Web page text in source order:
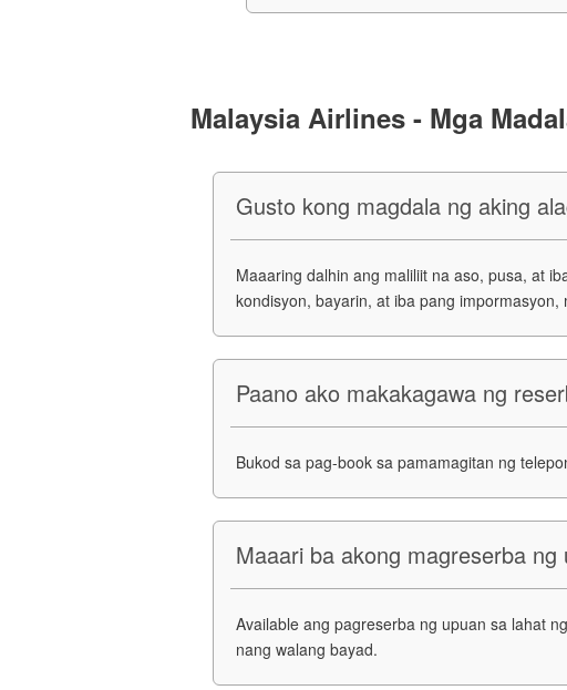
Malaysia Airlines - Mga
Gusto kong magdala ng aking
Maaaring dalhin ang maliliit na aso, pusa, at
kondisyon, bayarin, at iba pang
Paano ako makakagawa ng
Bukod sa pag-book sa pamamagitan ng
Maaari ba akong magreserba ng
Available ang pagreserba ng upuan sa lahat
nang walang bayad.